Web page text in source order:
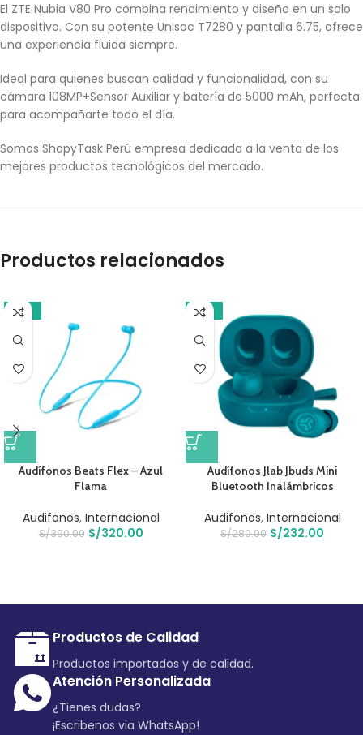
El ZTE Nubia V80 Pro combina rendimiento y diseño en un solo
dispositivo. Con su potente Unisoc T7280 y pantalla 6.75, ofrece
una experiencia fluida siempre.
Ideal para quienes buscan calidad y funcionalidad, con su
cámara 108MP+Sensor Auxiliar y batería de 5000 mAh, perfecta
para acompañarte todo el día.
Somos ShopyTask Perú empresa dedicada a la venta de los
mejores productos tecnológicos del mercado.
Productos relacionados
-18%
Audífonos Beats Flex – Azul
Flama
Audifonos, Internacional
S/390.00 S/320.00
-17%
Audífonos Jlab Jbuds Mini
Bluetooth Inalámbricos
Audifonos, Internacional
S/280.00 S/232.00
Productos de Calidad
Productos importados y de calidad.
Atención Personalizada
¿Tienes dudas?
¡Escribenos via WhatsApp!